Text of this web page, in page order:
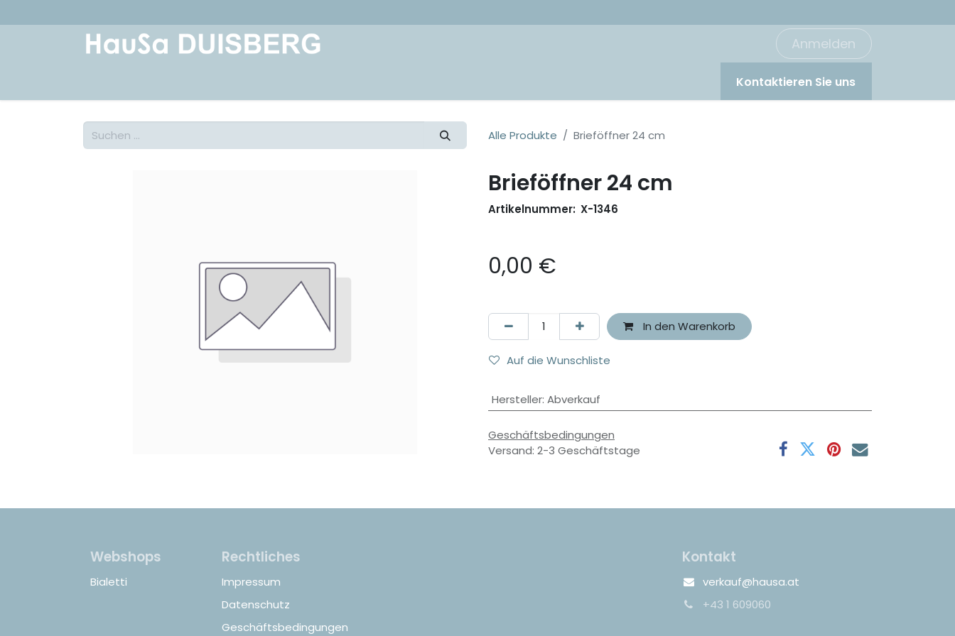
Anmelden
Kontaktieren Sie uns
Alle Produkte Brieföffner 24 cm
Brieföffner 24 cm
Artikelnummer: X-1346
0,00 €
In den Warenkorb
Auf die Wunschliste
Hersteller: Abverkauf
Geschäftsbedingungen
Versand: 2-3 Geschäftstage
Webshops
Bialetti
Rechtliches
Impressum
Datenschutz
Geschäftsbedingungen
Kontakt
verkauf@hausa.at
+43 1 609060